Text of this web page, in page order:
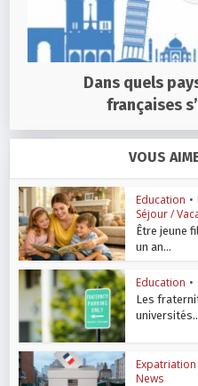
Dans quels
françaises
VOUS
Education •
Séjour /
Être jeune
un an...
Education •
Les
News